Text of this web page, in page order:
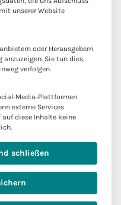
die Daten, die zum
werden. Sie können
wie wenn ein kleines
die Umgebung des
in einem Haushalt mit
Kontakt zu
Gegensatz zu anderen
unserer Website
oder Herausgebern
Sie tun dies,
verfolgen.
Media-Plattformen
externe Services
diese Inhalte keine
schließen